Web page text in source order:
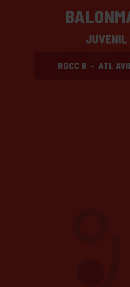
JUVENIL
RGCC B - ATL